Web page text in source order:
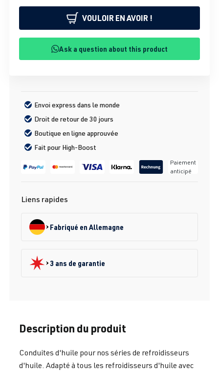
VOULOIR EN AVOIR !
Ask a question about this product
Envoi express dans le monde
Droit de retour de 30 jours
Boutique en ligne approuvée
Fait pour High-Boost
Paiement
anticipé
Liens rapides
Fabriqué en Allemagne
3 ans de garantie
Description du produit
Conduites d'huile pour nos séries de refroidisseurs
d'huile. Adapté à tous les refroidisseurs d'huile avec